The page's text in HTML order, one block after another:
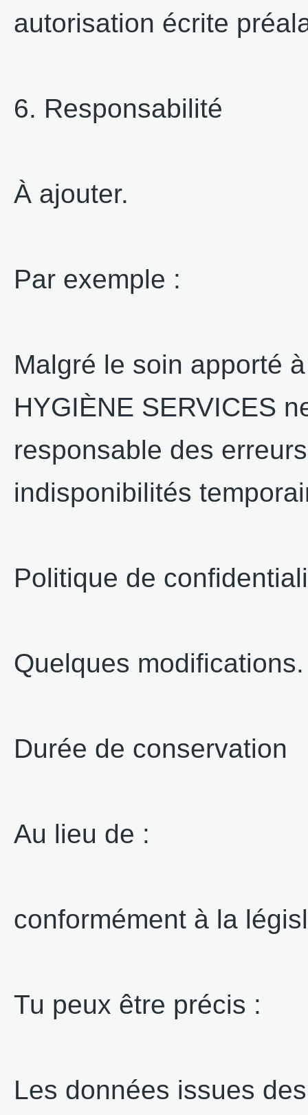
autorisation écrite
6. Responsabilité
À ajouter.
Par exemple :
Malgré le soin apporté
HYGIÈNE SERVICES
responsable des
indisponibilités
Politique de
Quelques modifications.
Durée de conservation
Au lieu de :
conformément à la
Tu peux être précis :
Les données issues